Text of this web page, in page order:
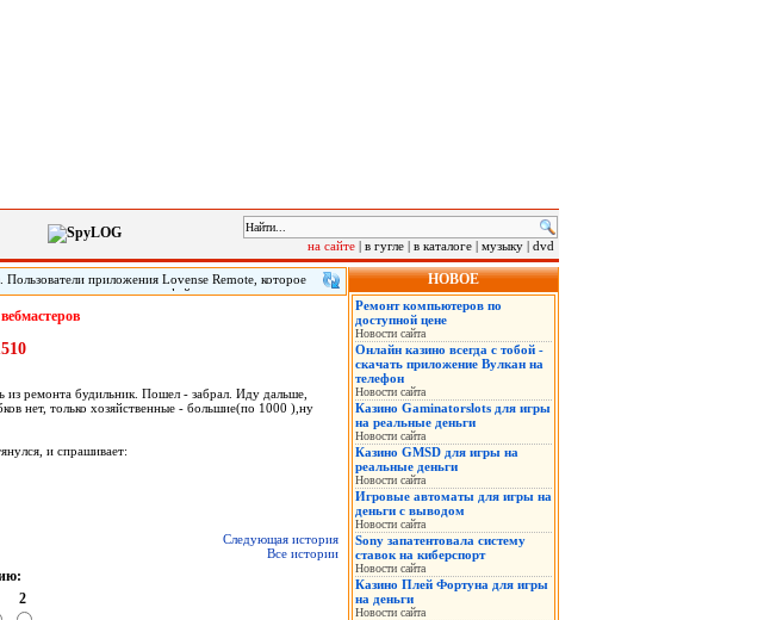
на сайте | в гугле | в каталоге | музыку | dvd
приложения Lovense Remote, которое
сервис записывает аудио-файлы во время
продолжительностью около шести минут, а
ремонта будильник. Пошел - забрал. Иду дальше,
нет, только хозяйственные - большие(по 1000 ),ну
и спрашивает:
Следующая история
Все истории
2
НОВОЕ
Ремонт компьютеров по
доступной цене
Новости сайта
Онлайн казино всегда с тобой -
скачать приложение Вулкан на
телефон
Новости сайта
Казино Gaminatorslots для игры
на реальные деньги
Новости сайта
Казино GMSD для игры на
реальные деньги
Новости сайта
Игровые автоматы для игры на
деньги с выводом
Новости сайта
Sony запатентовала систему
ставок на киберспорт
Новости сайта
Казино Плей Фортуна для игры
на деньги
Новости сайта